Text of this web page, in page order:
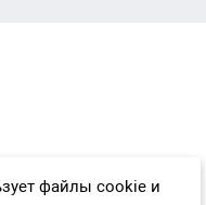
файлы cookie и